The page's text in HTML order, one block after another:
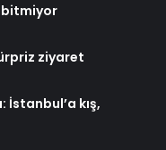
bitmiyor
ziyaret
İstanbul’a kış,